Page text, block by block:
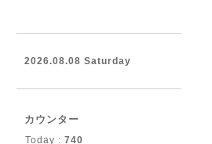
2026.08.08 Saturday
カウンター
Today : 740